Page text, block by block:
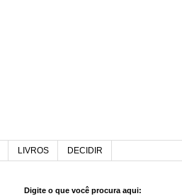
LIVROS DECIDIR
Digite o que você procura aqui: